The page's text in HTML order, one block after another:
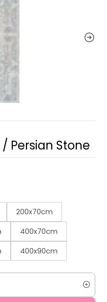
Persian Stone
200x70cm
400x70cm
400x90cm